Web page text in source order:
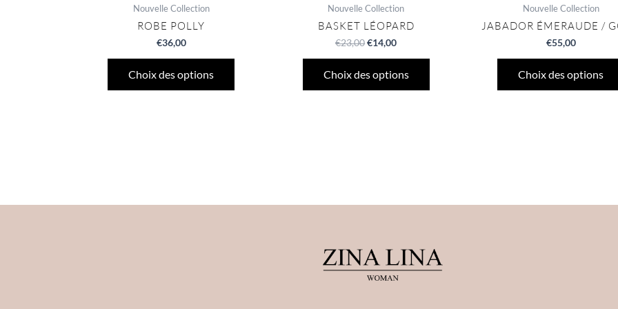
Nouvelle Collection
ROBE POLLY
€36,00
Choix des options
Nouvelle Collection
BASKET LÉOPARD
€23,00€14,00
Choix des options
Nouvelle Collection
JABADOR ÉMERAUDE /
€55,00
Choix des options